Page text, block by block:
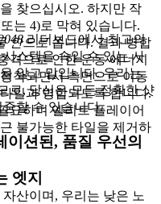
찾으십시오. 하지만 작
는 4)로 막혀 있습니다.
안으로쏩니다. 결과 병합
격으로 인한 운동 에너지
착되면서 측면으로 이동
일과 병합되도록 합니다.
요하며 엘리트 플레이어
불가능한 타일을 제거하
엣지
리더보드에서 최고의
스템을 속일 수 있는 사
알고 말입니다. 우리는
로, 당신은 모든 정확한 샷
할 수 있습니다.
이션된, 품질 우선의
산이며, 우리는 낮은 노